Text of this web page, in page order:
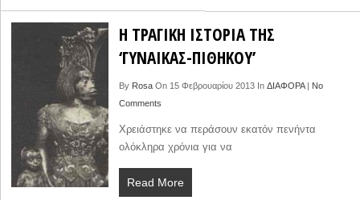
Η ΤΡΑΓΙΚΗ ΙΣΤΟΡΙΑ ΤΗΣ
‘ΓΥΝΑΙΚΑΣ-ΠΙΘΗΚΟΥ’
By RosaOn 15 Φεβρουαρίου 2013 In ΔΙΑΦΟΡΑ|
No
Comments
Χρειάστηκε να περάσουν εκατόν πενήντα
ολόκληρα χρόνια για να
Read More